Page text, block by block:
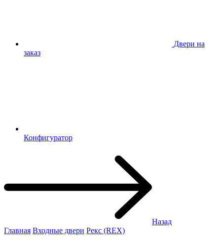
Двери на
заказ
Конфигуратор
Назад
Главная Входные двери Рекс (REX)